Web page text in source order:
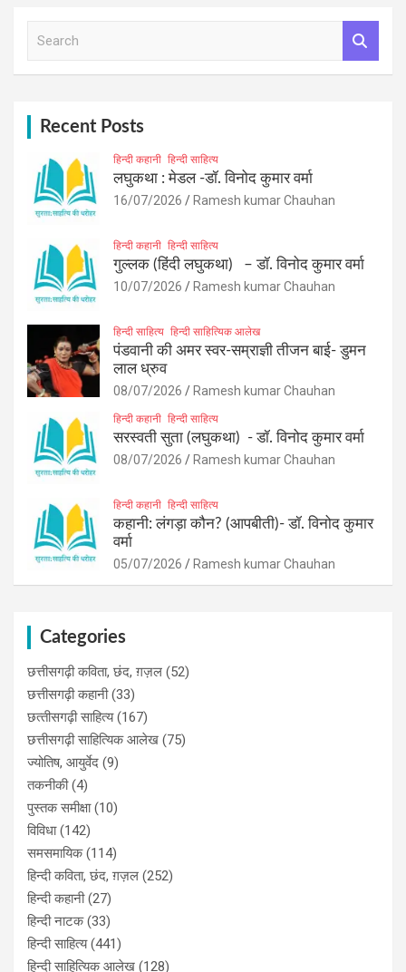
Recent Posts
हिन्दी कहानी हिन्दी साहित्य
लघुकथा : मेडल -डॉ. विनोद कुमार वर्मा
16/07/2026 Ramesh kumar Chauhan
हिन्दी कहानी हिन्दी साहित्य
गुल्लक (हिंदी लघुकथा) – डॉ. विनोद कुमार वर्मा
10/07/2026 Ramesh kumar Chauhan
हिन्दी साहित्य हिन्दी साहित्यिक आलेख
पंडवानी की अमर स्वर-सम्राज्ञी तीजन बाई- डुमन
लाल ध्रुव
08/07/2026 Ramesh kumar Chauhan
हिन्दी कहानी हिन्दी साहित्य
सरस्वती सुता (लघुकथा) ​- डॉ. विनोद कुमार वर्मा
08/07/2026 Ramesh kumar Chauhan
हिन्दी कहानी हिन्दी साहित्य
कहानी: लंगड़ा कौन? (आपबीती)​- डॉ. विनोद कुमार
वर्मा
05/07/2026 Ramesh kumar Chauhan
Categories
छत्तीसगढ़ी कविता, छंद, ग़ज़ल (52)
छत्तीसगढ़ी कहानी(33)
छत्‍तीसगढ़ी साहित्‍य(167)
छत्तीसगढ़ी साहित्यिक आलेख (75)
ज्योतिष, आयुर्वेद (9)
तकनीकी(4)
पुस्‍तक समीक्षा(10)
विविधा(142)
समसमायिक(114)
हिन्दी कविता, छंद, ग़ज़ल (252)
हिन्दी कहानी(27)
हिन्‍दी नाटक(33)
हिन्दी साहित्य(441)
हिन्दी साहित्यिक आलेख (128)